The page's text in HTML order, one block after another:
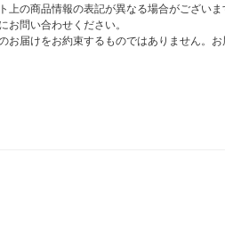
の商品情報の表記が異なる場合がござい
問い合わせください。
届けをお約束するものではありません。